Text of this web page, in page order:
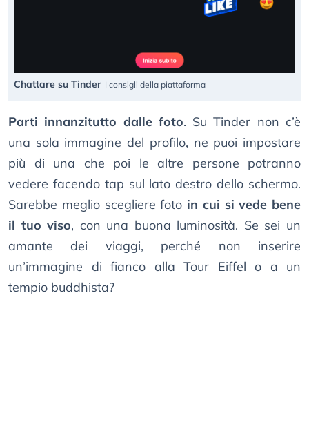
Chattare su Tinder I consigli della piattaforma
Parti innanzitutto dalle foto. Su Tinder non c’è
una sola immagine del profilo, ne puoi impostare
più di una che poi le altre persone potranno
vedere facendo tap sul lato destro dello schermo.
Sarebbe meglio scegliere foto in cui si vede bene
il tuo viso, con una buona luminosità. Se sei un
amante dei viaggi, perché non inserire
un’immagine di fianco alla Tour Eiffel o a un
tempio buddhista?